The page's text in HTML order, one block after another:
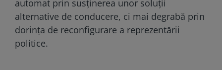
automat prin susținerea unor soluții
alternative de conducere, ci mai degrabă prin
dorința de reconfigurare a reprezentării
politice.